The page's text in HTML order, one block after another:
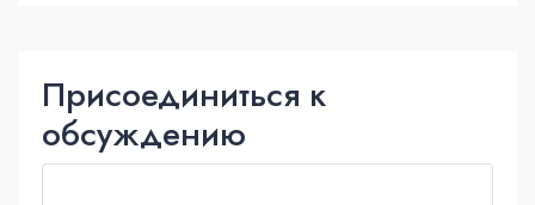
Присоединиться к
обсуждению